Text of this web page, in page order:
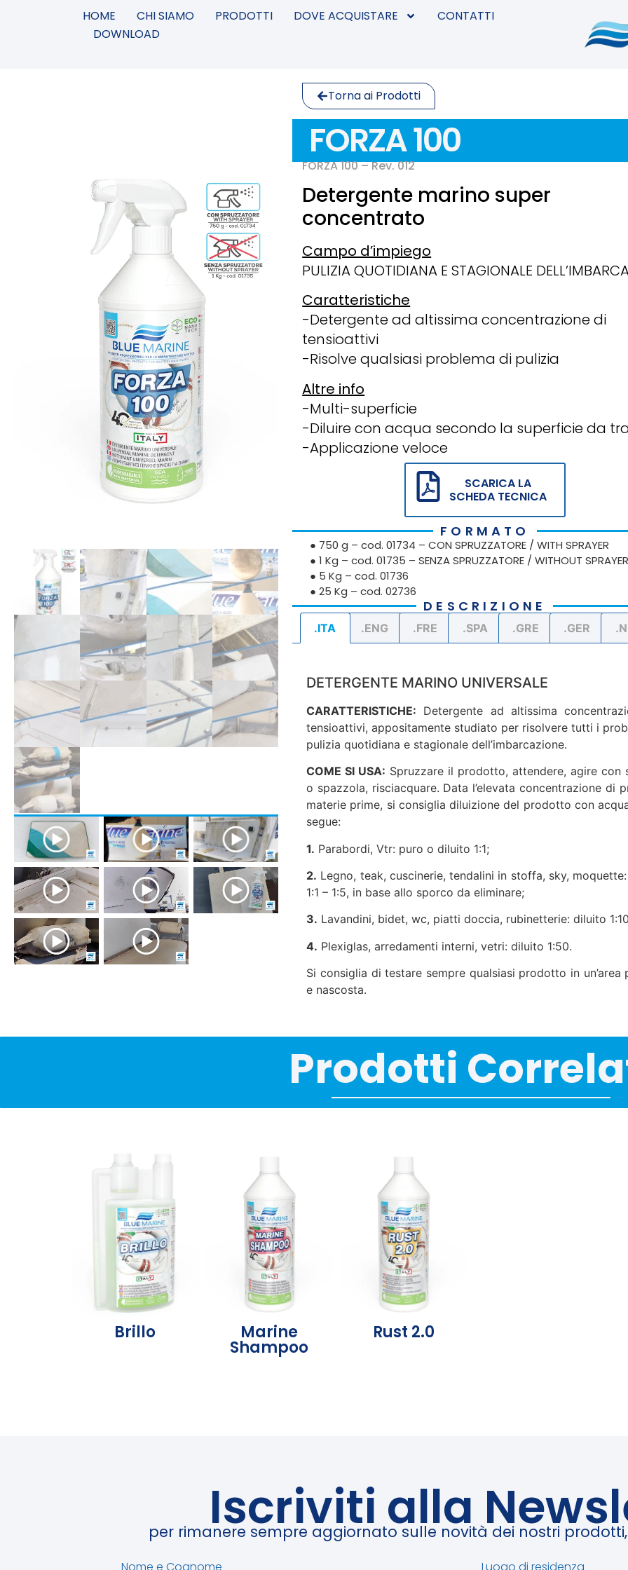
HOME CHI SIAMO PRODOTTI DOVE ACQUISTARE
CONTATTI
DOWNLOAD
Torna ai Prodotti
FORZA 100
FORZA 100 – Rev. 012
Detergente marino super
concentrato
Campo d’impiego
PULIZIA QUOTIDIANA E STAGIONALE
Caratteristiche
-Detergente ad altissima concentrazione di
tensioattivi
-Risolve qualsiasi problema di pulizia
Altre info
-Multi-superficie
-Diluire con acqua secondo la superficie da
-Applicazione veloce
SCARICA LA
SCHEDA TECNICA
FORMATO
● 750 g – cod. 01734 – CON SPRUZZATORE / WITH SPRAYER
● 1 Kg – cod. 01735 – SENZA SPRUZZATORE / WITHOUT SPRAYER
● 5 Kg – cod. 01736
● 25 Kg – cod. 02736
DESCRIZIONE
.ITA .ENG .FRE .SPA .GRE .GER
DETERGENTE MARINO UNIVERSALE
CARATTERISTICHE: Detergente ad altissima
tensioattivi, appositamente studiato per risolvere tutti i
pulizia quotidiana e stagionale dell’imbarcazione.
COME SI USA: Spruzzare il prodotto, attendere, agire con
o spazzola, risciacquare. Data l’elevata concentrazione di
materie prime, si consiglia diluizione del prodotto con
segue:
1. Parabordi, Vtr: puro o diluito 1:1;
2. Legno, teak, cuscinerie, tendalini in stoffa, sky,
1:1 – 1:5, in base allo sporco da eliminare;
3. Lavandini, bidet, wc, piatti doccia, rubinetterie: diluito
4. Plexiglas, arredamenti interni, vetri: diluito 1:50.
Si consiglia di testare sempre qualsiasi prodotto in un’area
e nascosta.
Prodotti
Brillo Marine
Shampoo
Rust 2.0
Iscriviti alla
per rimanere sempre aggiornato sulle novità dei nostri